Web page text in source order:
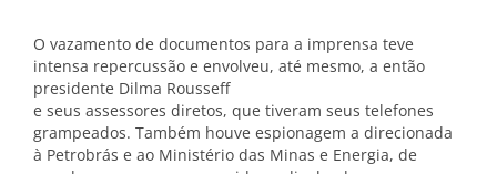
O vazamento de documentos para a imprensa teve
intensa repercussão e envolveu, até mesmo, a então
presidente Dilma Rousseff
e seus assessores diretos, que tiveram seus telefones
grampeados. Também houve espionagem a direcionada
à Petrobrás e ao Ministério das Minas e Energia, de